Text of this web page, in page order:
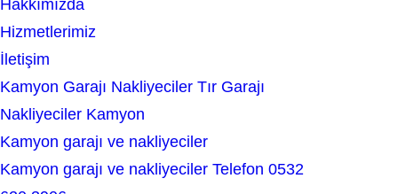
hHakkımızda
Hizmetlerimiz
İletişim
Kamyon Garajı Nakliyeciler Tır Garajı
Nakliyeciler Kamyon
Kamyon garajı ve nakliyeciler
Kamyon garajı ve nakliyeciler Telefon 0532